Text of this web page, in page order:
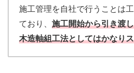
施工管理を自社で行うことは
ており、 施工開始から引き渡
木造軸組工法としてはかなり